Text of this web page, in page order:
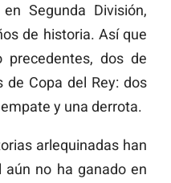
Segunda División,
de historia. Así que
precedentes, dos de
de Copa del Rey: dos
y una derrota.
arlequinadas han
aún no ha ganado en